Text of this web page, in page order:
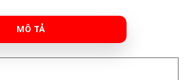
MÔ TẢ